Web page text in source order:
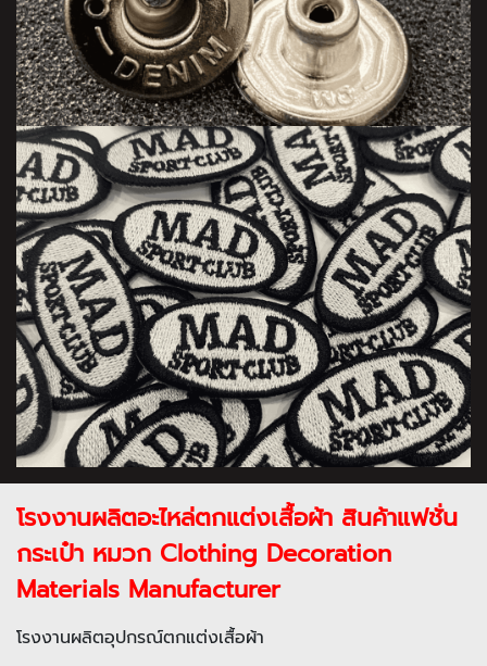
โรงงานผลิตอะไหล่ตกแต่งเสื้อผ้า สินค้าแฟชั่น
กระเป๋า หมวก Clothing Decoration
Materials Manufacturer
โรงงานผลิตอุปกรณ์ตกแต่งเสื้อผ้า